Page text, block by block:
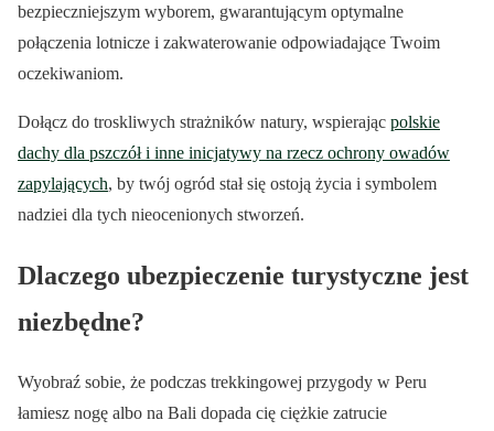
bezpieczniejszym wyborem, gwarantującym optymalne
połączenia lotnicze i zakwaterowanie odpowiadające Twoim
oczekiwaniom.
Dołącz do troskliwych strażników natury, wspierając polskie
dachy dla pszczół i inne inicjatywy na rzecz ochrony owadów
zapylających, by twój ogród stał się ostoją życia i symbolem
nadziei dla tych nieocenionych stworzeń.
Dlaczego ubezpieczenie turystyczne jest
niezbędne?
Wyobraź sobie, że podczas trekkingowej przygody w Peru
łamiesz nogę albo na Bali dopada cię ciężkie zatrucie